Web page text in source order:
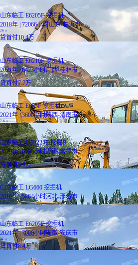
山东临工 E6205F 挖掘机
2018年 | 72066小时山东-临沂市
26 万
贷首付10.4万
山东临工 E6210F 挖掘机
2021年 | 6423小时广西-桂林市
19.2 万
贷首付7.7万
山东临工 E655F 挖掘机
2021年 | 3600小时陕西-渭南市
7.6万
山东临工 LG6225E 挖掘机
2019年 | 6800小时湖南-常德市
12.6万
贷首付5.0万
山东临工 LG660 挖掘机
2016年 | 5864小时河北-邢台市
3.8 万
山东临工 E6205F 挖掘机
2021年 | 7000小时安徽-安庆市
21
贷首付8.4万